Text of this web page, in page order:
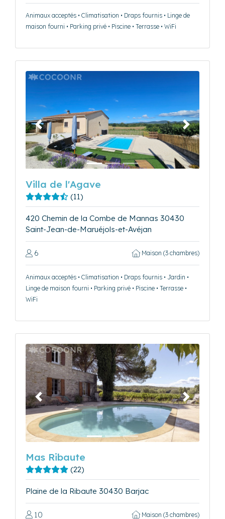
Animaux acceptés • Climatisation • Draps fournis • Linge de
maison fourni • Parking privé • Piscine • Terrasse • WiFi
Précédent Suivant
Villa de l'Agave
(11)
420 Chemin de la Combe de Mannas 30430
Saint-Jean-de-Maruéjols-et-Avéjan
6 Maison (3 chambres)
Animaux acceptés • Climatisation • Draps fournis • Jardin •
Linge de maison fourni • Parking privé • Piscine • Terrasse •
WiFi
Précédent Suivant
Mas Ribaute
(22)
Plaine de la Ribaute 30430 Barjac
10 Maison (3 chambres)